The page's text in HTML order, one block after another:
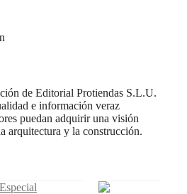
de Editorial Protiendas S.L.U.
e información veraz
puedan adquirir una visión
arquitectura y la construcción.